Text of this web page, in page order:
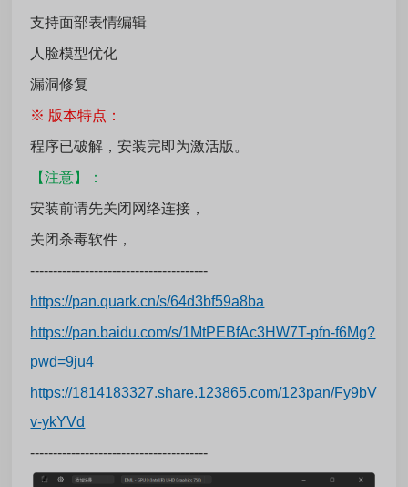
支持面部表情编辑
人脸模型优化
漏洞修复
※ 版本特点：
程序已破解，安装完即为激活版。
【注意】：
安装前请先关闭网络连接，
关闭杀毒软件，
---------------------------------------
https://pan.quark.cn/s/64d3bf59a8ba
https://pan.baidu.com/s/1MtPEBfAc3HW7T-pfn-f6Mg?
pwd=9ju4
https://1814183327.share.123865.com/123pan/Fy9bV
v-ykYVd
---------------------------------------